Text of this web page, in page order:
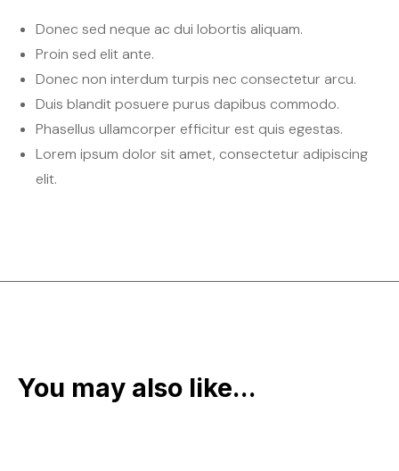
Donec sed neque ac dui lobortis aliquam.
Proin sed elit ante.
Donec non interdum turpis nec consectetur arcu.
Duis blandit posuere purus dapibus commodo.
Phasellus ullamcorper efficitur est quis egestas.
Lorem ipsum dolor sit amet, consectetur adipiscing
elit.
You may also like...